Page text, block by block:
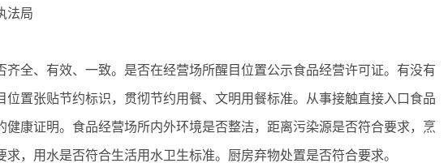
法局
全、有效、一致。是否在经营场所醒目位置公示食品经营许可证。有没有
位置张贴节约标识，贯彻节约用餐、文明用餐标准。从事接触直接入口食品
健康证明。食品经营场所内外环境是否整洁，距离污染源是否符合要求，烹
，用水是否符合生活用水卫生标准。厨房弃物处置是否符合要求。